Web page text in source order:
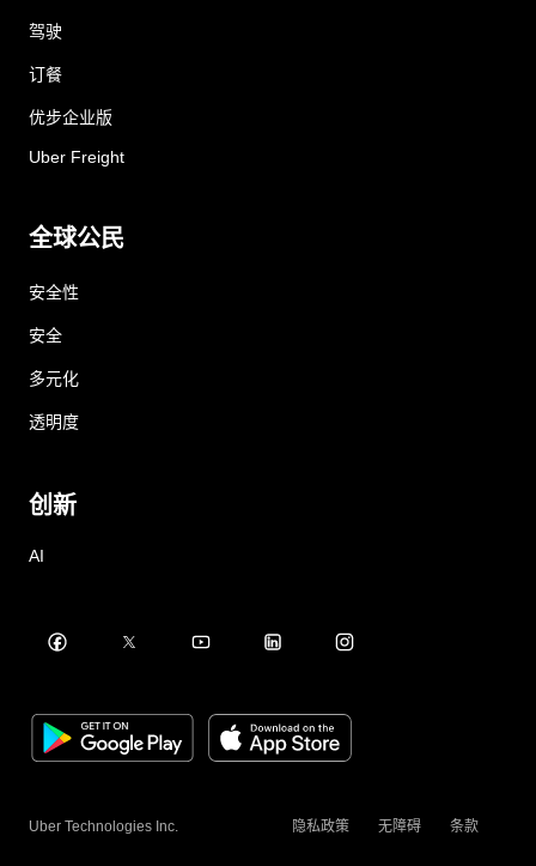
驾驶
订餐
优步企业版
Uber Freight
全球公民
安全性
安全
多元化
透明度
创新
AI
Uber Technologies Inc. 隐私政策 无障碍 条款